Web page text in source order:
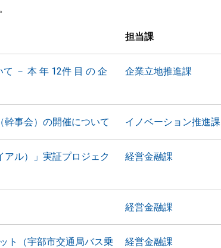
担当課
－ 本 年 12件 目 の 企
企業立地推進課
事会）の開催について イノベーション推進課
アル）」実証プロジェク
経営金融課
経営金融課
ト（宇部市交通局バス乗
経営金融課